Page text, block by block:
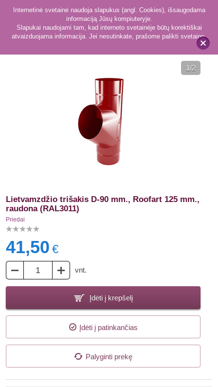
x
Internetinė svetainė naudoja slapukus (angl. Cookies), išsaugodama
informaciją Jūsų kompiuteryje.
Slapukai naudojami tam, kad interneto svetainėje būtų korektiškai
atvaizduojama informacija. Jei nesutinkate, prašome palikti svetainę.
Priedai 217
1/2
Lietvamzdžio trišakis D-90 mm., Roofart 125 mm.,
raudona (RAL3011)
Priedai
41,50 €
vnt.
Įdėti į krepšelį
Įdėti į patinkančias
Palyginti prekę